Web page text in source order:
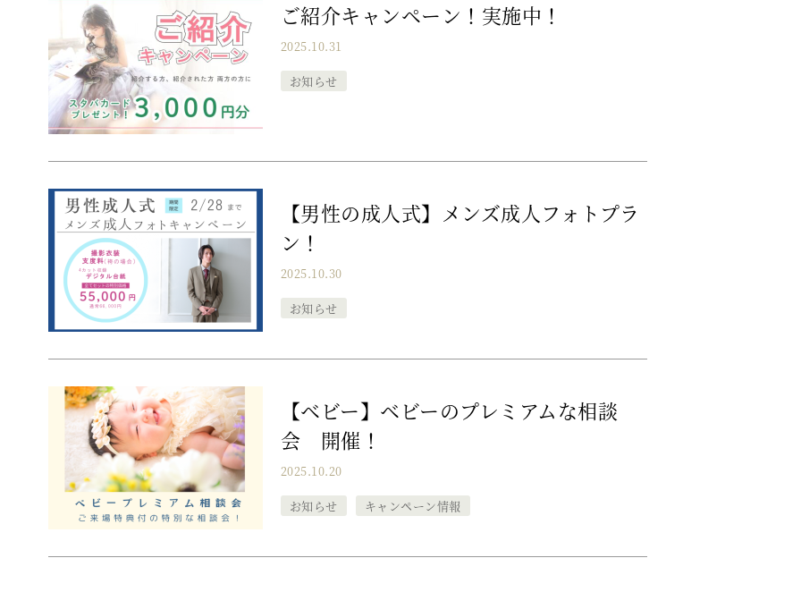
ご紹介キャンペーン！実施中！
2025.10.31
お知らせ
【男性の成人式】メンズ成人フォトプラ
ン！
2025.10.30
お知らせ
【ベビー】ベビーのプレミアムな相談
会 開催！
2025.10.20
お知らせ キャンペーン情報